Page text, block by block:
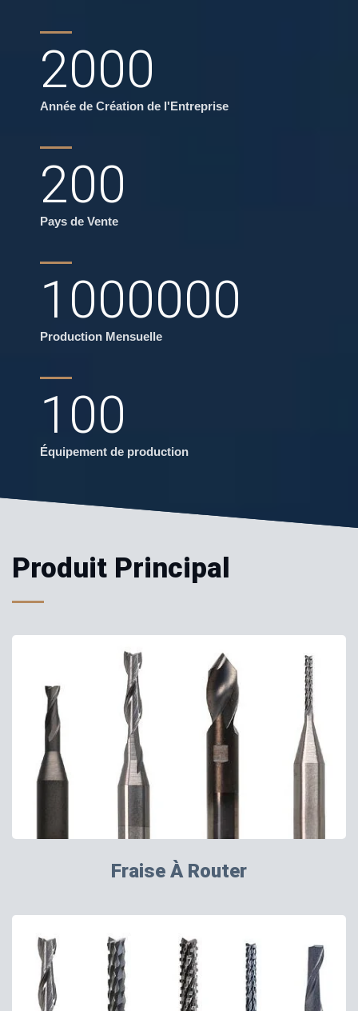
2000
Année de Création de l'Entreprise
200
Pays de Vente
1000000
Production Mensuelle
100
Équipement de production
Produit Principal
Fraise À Router